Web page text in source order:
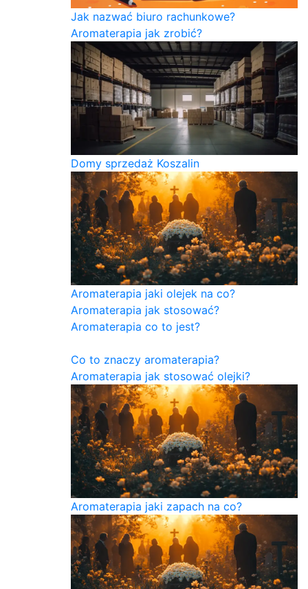
Jak nazwać biuro rachunkowe?
Aromaterapia jak zrobić?
Domy sprzedaż Koszalin
Aromaterapia jaki olejek na co?
Aromaterapia jak stosować?
Aromaterapia co to jest?
Co to znaczy aromaterapia?
Aromaterapia jak stosować olejki?
Aromaterapia jaki zapach na co?